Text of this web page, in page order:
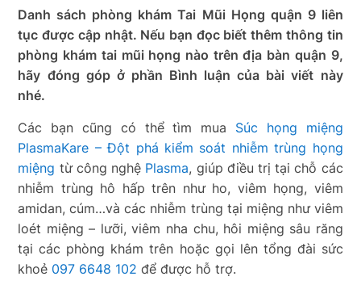
Danh sách phòng khám Tai Mũi Họng quận 9 liên
tục được cập nhật. Nếu bạn đọc biết thêm thông tin
phòng khám tai mũi họng nào trên địa bàn quận 9,
hãy đóng góp ở phần Bình luận của bài viết này
nhé.
Các bạn cũng có thể tìm mua Súc họng miệng
PlasmaKare – Đột phá kiểm soát nhiễm trùng họng
miệng từ công nghệ Plasma, giúp điều trị tại chỗ các
nhiễm trùng hô hấp trên như ho, viêm họng, viêm
amidan, cúm…và các nhiễm trùng tại miệng như viêm
loét miệng – lưỡi, viêm nha chu, hôi miệng sâu răng
tại các phòng khám trên hoặc gọi lên tổng đài sức
khoẻ 097 6648 102 để được hỗ trợ.